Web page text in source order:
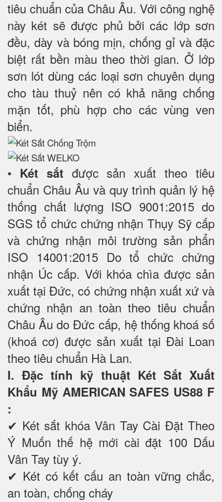
tiêu chuẩn của Châu Âu. Với công nghệ
này két sẽ được phủ bởi các lớp sơn
đều, dày và bóng mịn, chống gỉ và đặc
biệt rất bền màu theo thời gian. Ở lớp
sơn lót dùng các loại sơn chuyên dụng
cho tàu thuỷ nên có khả năng chống
mặn tốt, phù hợp cho các vùng ven
biển.
• Két sắt được sản xuất theo tiêu
chuẩn Châu Âu và quy trình quản lý hệ
thống chất lượng ISO 9001:2015 do
SGS tổ chức chứng nhận Thụy Sỹ cấp
và chứng nhận môi trường sản phẩn
ISO 14001:2015 Do tổ chức chứng
nhận Úc cấp. Với khóa chìa được sản
xuất tại Đức, có chứng nhận xuất xứ và
chứng nhận an toàn theo tiêu chuẩn
Châu Âu do Đức cấp, hệ thống khoá số
(khoá cơ) được sản xuất tại Đài Loan
theo tiêu chuẩn Hà Lan.
I. Đặc tính kỹ thuật Két Sắt Xuất
Khẩu Mỹ AMERICAN SAFES US88 F
:
✔ Két sắt khóa Vân Tay Cài Đặt Theo
Ý Muốn thế hệ mới cài đặt 100 Dấu
Vân Tay tùy ý.
✔ Két có kết cấu an toàn vững chắc,
an toàn, chống cháy